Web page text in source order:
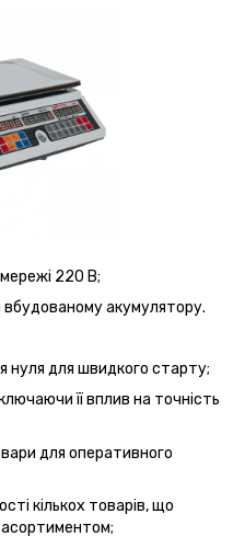
220 В;
акумулятору.
нуля для швидкого старту;
її вплив на точність
для оперативного
кількох товарів, що